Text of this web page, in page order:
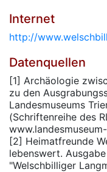
Internet
http://
Datenquellen
[1] Archäologie
zu den
Landesmuseums
(Schriftenreihe des
[2] Heimatfreunde
lebenswert.
"Welschbilliger